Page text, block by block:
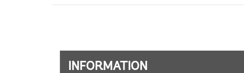
INFORMATION